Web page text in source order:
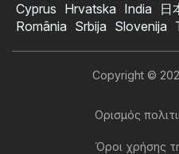
Cyprus Hrvatska India 日
România Srbija Slovenija
Copyright ©
Ορισμός
Όροι χρήσης